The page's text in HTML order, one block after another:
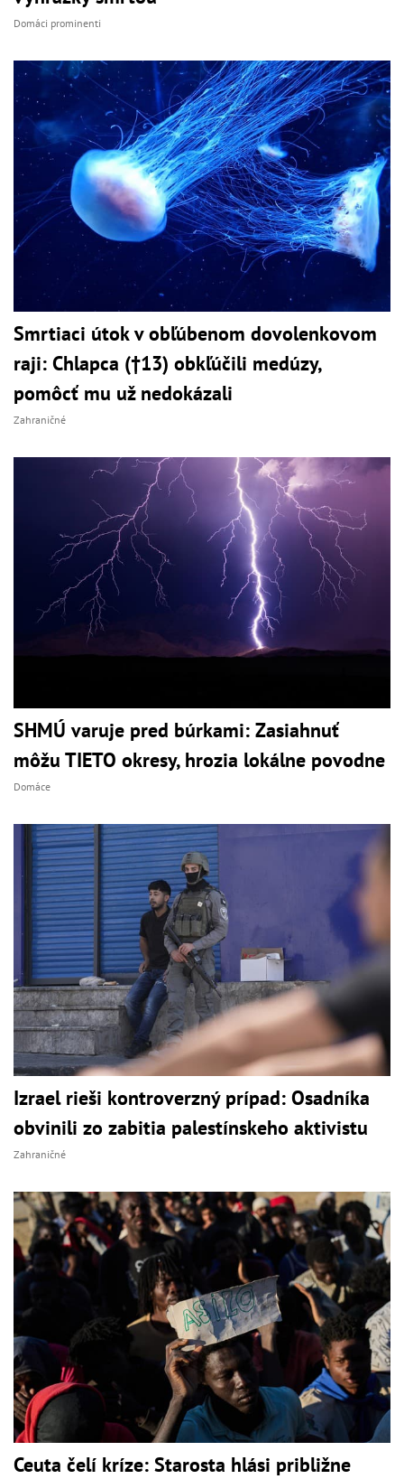
Domáci prominenti
Smrtiaci útok v obľúbenom dovolenkovom
raji: Chlapca (†13) obkľúčili medúzy,
pomôcť mu už nedokázali
Zahraničné
SHMÚ varuje pred búrkami: Zasiahnuť
môžu TIETO okresy, hrozia lokálne povodne
Domáce
Izrael rieši kontroverzný prípad: Osadníka
obvinili zo zabitia palestínskeho aktivistu
Zahraničné
Ceuta čelí kríze: Starosta hlási približne